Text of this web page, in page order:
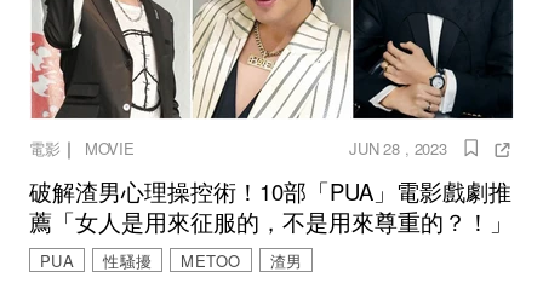
電影 ｜ MOVIE JUN 28 , 2023
破解渣男心理操控術！10部「PUA」電影戲劇推
薦「女人是用來征服的，不是用來尊重的？！」
PUA 性騷擾 METOO 渣男